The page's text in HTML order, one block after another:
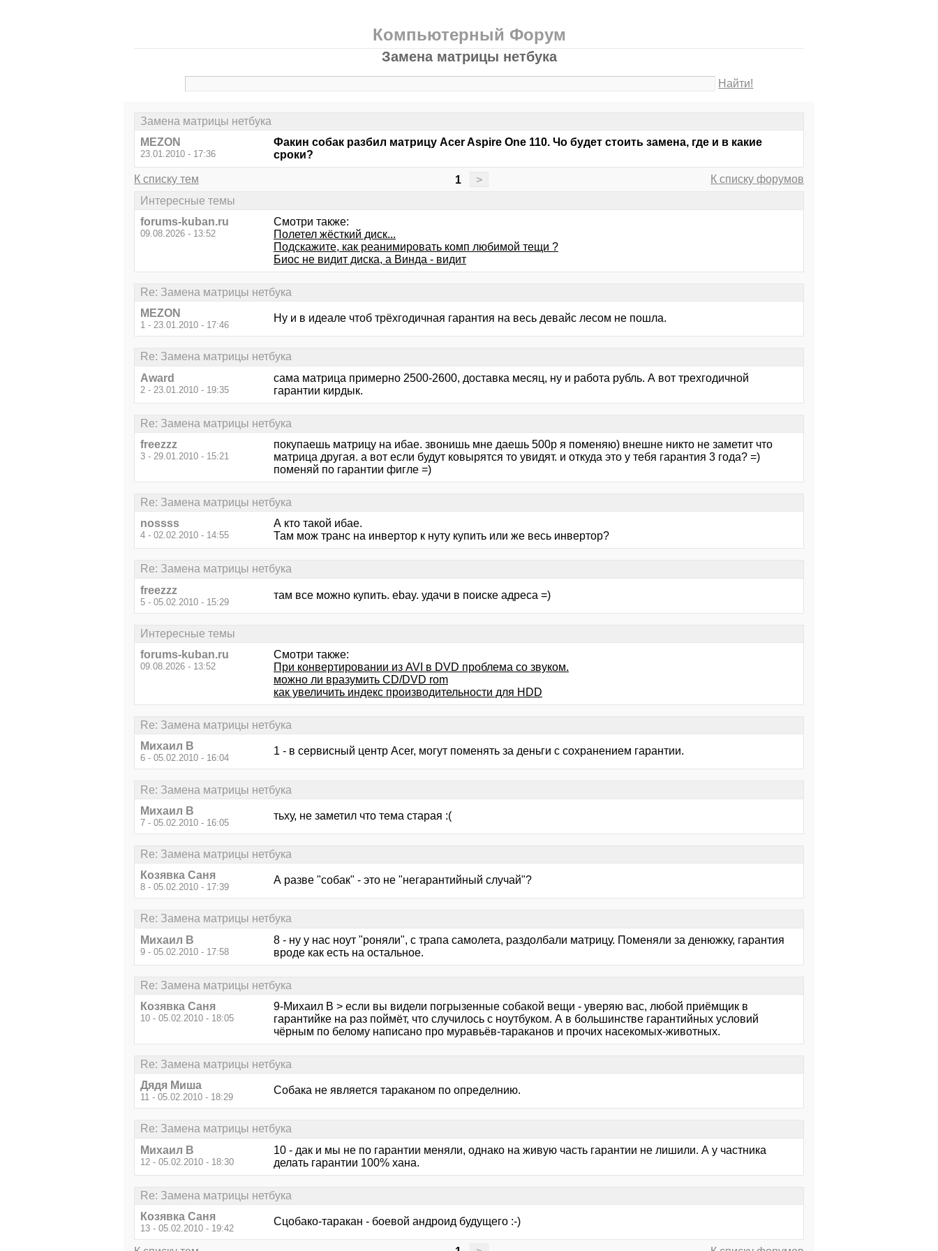
Компьютерный Форум
Замена матрицы нетбука
Найти!
Замена матрицы нетбука
MEZON
23.01.2010 - 17:36
Факин собак разбил матрицу Acer Aspire One 110. Чо будет стоить замена, где и в какие
сроки?
К списку тем 1 >
К списку форумов
Интересные темы
forums-kuban.ru
09.08.2026 - 13:52
Смотри также:
Полетел жёсткий диск...
Подскажите, как реанимировать комп любимой тещи ?
Биос не видит диска, а Винда - видит
Re: Замена матрицы нетбука
MEZON
1 - 23.01.2010 - 17:46
Ну и в идеале чтоб трёхгодичная гарантия на весь девайс лесом не пошла.
Re: Замена матрицы нетбука
Award
2 - 23.01.2010 - 19:35
сама матрица примерно 2500-2600, доставка месяц, ну и работа рубль. А вот трехгодичной
гарантии кирдык.
Re: Замена матрицы нетбука
freezzz
3 - 29.01.2010 - 15:21
покупаешь матрицу на ибае. звонишь мне даешь 500р я поменяю) внешне никто не заметит что
матрица другая. а вот если будут ковырятся то увидят. и откуда это у тебя гарантия 3 года? =)
поменяй по гарантии фигле =)
Re: Замена матрицы нетбука
nossss
4 - 02.02.2010 - 14:55
А кто такой ибае.
Там мож транс на инвертор к нуту купить или же весь инвертор?
Re: Замена матрицы нетбука
freezzz
5 - 05.02.2010 - 15:29
там все можно купить. ebay. удачи в поиске адреса =)
Интересные темы
forums-kuban.ru
09.08.2026 - 13:52
Смотри также:
При конвертировании из AVI в DVD проблема со звуком.
можно ли вразумить CD/DVD rom
как увеличить индекс производительности для HDD
Re: Замена матрицы нетбука
Михаил В
6 - 05.02.2010 - 16:04
1 - в сервисный центр Acer, могут поменять за деньги с сохранением гарантии.
Re: Замена матрицы нетбука
Михаил В
7 - 05.02.2010 - 16:05
тьху, не заметил что тема старая :(
Re: Замена матрицы нетбука
Козявка Саня
8 - 05.02.2010 - 17:39
А разве "собак" - это не "негарантийный случай"?
Re: Замена матрицы нетбука
Михаил В
9 - 05.02.2010 - 17:58
8 - ну у нас ноут "роняли", с трапа самолета, раздолбали матрицу. Поменяли за денюжку, гарантия
вроде как есть на остальное.
Re: Замена матрицы нетбука
Козявка Саня
10 - 05.02.2010 - 18:05
9-Михаил В > если вы видели погрызенные собакой вещи - уверяю вас, любой приёмщик в
гарантийке на раз поймёт, что случилось с ноутбуком. А в большинстве гарантийных условий
чёрным по белому написано про муравьёв-тараканов и прочих насекомых-животных.
Re: Замена матрицы нетбука
Дядя Миша
11 - 05.02.2010 - 18:29
Собака не является тараканом по определнию.
Re: Замена матрицы нетбука
Михаил В
12 - 05.02.2010 - 18:30
10 - дак и мы не по гарантии меняли, однако на живую часть гарантии не лишили. А у частника
делать гарантии 100% хана.
Re: Замена матрицы нетбука
Козявка Саня
13 - 05.02.2010 - 19:42
Сцобако-таракан - боевой андроид будущего :-)